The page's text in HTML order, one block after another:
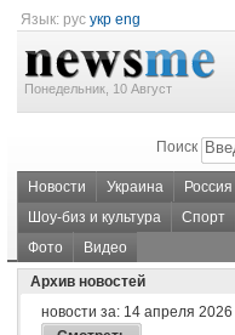
Язык: рус укр eng
Понедельник, 10 Август
Поиск
Новости Украина Россия
Шоу-биз и культура
Спорт
Фото
Видео
Архив новостей
новости за: 14 апреля 2026